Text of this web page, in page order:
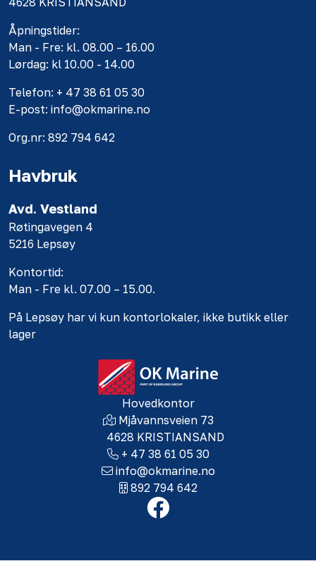
Åpningstider:
Man - Fre: kl. 08.00 – 16.00
Lørdag: kl 10.00 - 14.00
Telefon: + 47 38 61 05 30
E-post: info@okmarine.no
Org.nr: 892 794 642
Havbruk
Avd. Vestland
Røtingavegen 4
5216 Lepsøy
Kontortid:
Man - Fre kl. 07.00 – 15.00.
På Lepsøy har vi kun kontorlokaler, ikke butikk eller
lager
Hovedkontor
Mjåvannsveien 73
4628 KRISTIANSAND
+ 47 38 61 05 30
info@okmarine.no
892 794 642